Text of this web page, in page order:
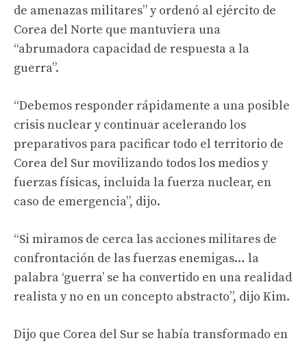
de amenazas militares” y ordenó al ejército de
Corea del Norte que mantuviera una
“abrumadora capacidad de respuesta a la
guerra”.
“Debemos responder rápidamente a una posible
crisis nuclear y continuar acelerando los
preparativos para pacificar todo el territorio de
Corea del Sur movilizando todos los medios y
fuerzas físicas, incluida la fuerza nuclear, en
caso de emergencia”, dijo.
“Si miramos de cerca las acciones militares de
confrontación de las fuerzas enemigas… la
palabra ‘guerra’ se ha convertido en una realidad
realista y no en un concepto abstracto”, dijo Kim.
Dijo que Corea del Sur se había transformado en